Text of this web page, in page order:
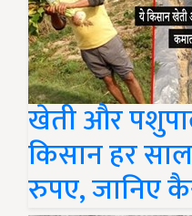
खेती और
किसान हर
रुपए, जानिए